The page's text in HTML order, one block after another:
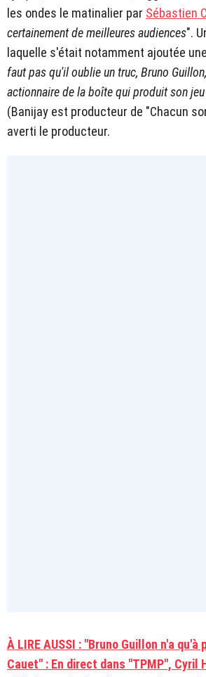
les ondes le matinalier par Sébastien
certainement de meilleures audiences".
laquelle s'était notamment ajoutée
faut pas qu'il oublie un truc, Bruno
actionnaire de la boîte qui produit son jeu
(Banijay est producteur de "Chacun
averti le producteur.
À LIRE AUSSI : "Bruno Guillon n'a qu'à
Cauet" : En direct dans "TPMP", Cyril